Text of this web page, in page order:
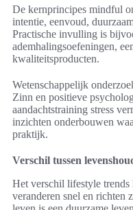
De kernprincipes mindful
intentie, eenvoud,
Practische invulling is
ademhalingsoefeningen,
kwaliteitsproducten.
Wetenschappelijk
Zinn en positieve
aandachtstraining stress
inzichten onderbouwen
praktijk.
Verschil tussen
Het verschil lifestyle
veranderen snel en richten